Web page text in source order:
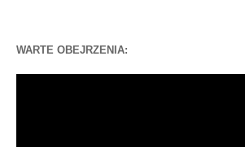
WARTE OBEJRZENIA: